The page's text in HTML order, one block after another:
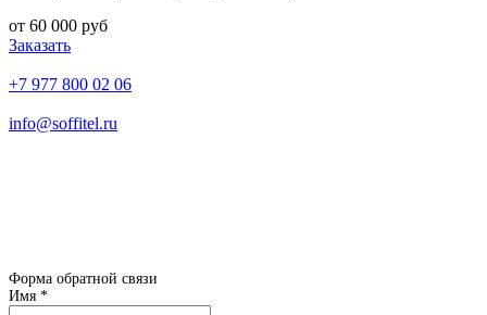
от 60 000 руб
Заказать
+7 977 800 02 06
info@soffitel.ru
Форма обратной связи
Имя *